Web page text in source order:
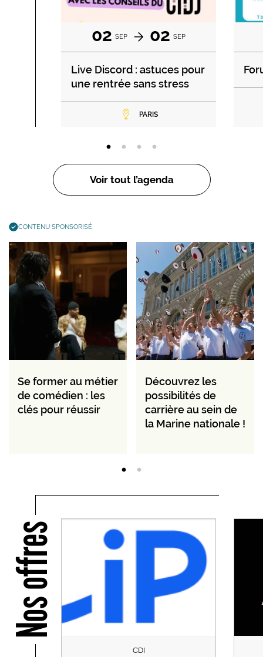
02 SEP 02 SEP
Live Discord : astuces pour
une rentrée sans stress
PARIS
Voir tout l’agenda
CONTENU SPONSORISÉ
Se former au métier
de comédien : les
clés pour réussir
Découvrez les
possibilités de
carrière au sein de
la Marine nationale !
Nos offres
CDI